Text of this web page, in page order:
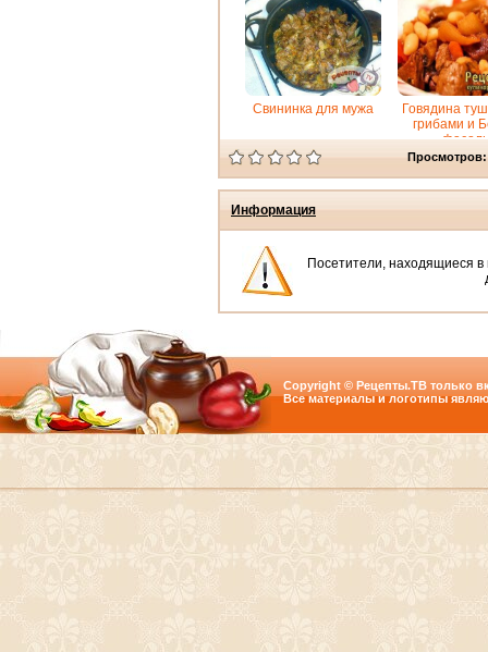
Свининка для мужа
Говядина
грибами и
фасоль
Информация
Посетители, находящиеся в
Copyright © Рецепты.ТВ только
Все материалы и логотипы